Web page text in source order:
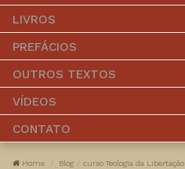
LIVROS
PREFÁCIOS
OUTROS TEXTOS
VÍDEOS
CONTATO
Home Blog curso Teologia da Libertação